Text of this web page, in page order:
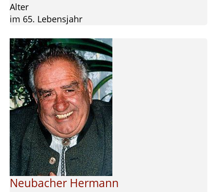
Alter
im 65. Lebensjahr
Neubacher Hermann